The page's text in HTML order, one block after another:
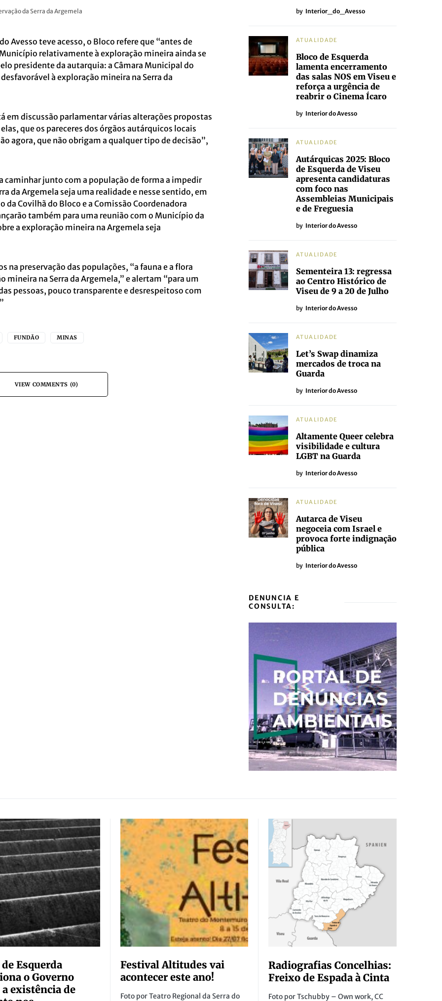
da Serra da Argemela
Avesso teve acesso, o Bloco refere que “antes de
relativamente à exploração mineira ainda se
presidente da autarquia: a Câmara Municipal do
à exploração mineira na Serra da
em discussão parlamentar várias alterações propostas
que os pareceres dos órgãos autárquicos locais
agora, que não obrigam a qualquer tipo de decisão”,
caminhar junto com a população de forma a impedir
da Argemela seja uma realidade e nesse sentido, em
Covilhã do Bloco e a Comissão Coordenadora
também para uma reunião com o Município da
a exploração mineira na Argemela seja
na preservação das populações, “a fauna e a flora
mineira na Serra da Argemela,” e alertam “para um
pessoas, pouco transparente e desrespeitoso com
FUNDÃO MINAS
VIEW COMMENTS (0)
by Interior_do_Avesso
ATUALIDADE
Bloco de Esquerda
lamenta encerramento
das salas NOS em Viseu e
reforça a urgência de
reabrir o Cinema Ícaro
by Interior do Avesso
ATUALIDADE
Autárquicas 2025: Bloco
de Esquerda de Viseu
apresenta candidaturas
com foco nas
Assembleias Municipais
e de Freguesia
by Interior do Avesso
ATUALIDADE
Sementeira 13: regressa
ao Centro Histórico de
Viseu de 9 a 20 de Julho
by Interior do Avesso
ATUALIDADE
Let’s Swap dinamiza
mercados de troca na
Guarda
by Interior do Avesso
ATUALIDADE
Altamente Queer celebra
visibilidade e cultura
LGBT na Guarda
by Interior do Avesso
ATUALIDADE
Autarca de Viseu
negoceia com Israel e
provoca forte indignação
pública
by Interior do Avesso
DENUNCIA E
CONSULTA:
Esquerda
o Governo
a existência de
Festival Altitudes vai
acontecer este ano!
Foto por Teatro Regional da Serra do
Radiografias Concelhias:
Freixo de Espada à Cinta
Foto por Tschubby – Own work, CC